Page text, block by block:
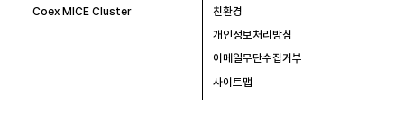
Coex MICE Cluster
친환경
개인정보처리방침
이메일무단수집거부
사이트맵